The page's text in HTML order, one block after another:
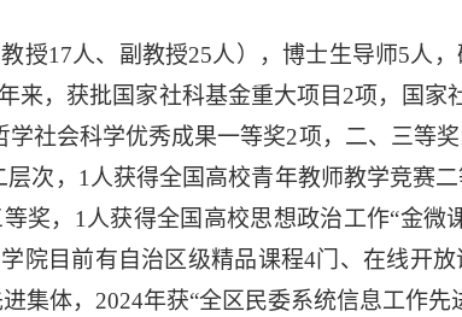
授1 7人、副教授25人），博士生导师5人
来，获批国家社科基金重大项目 2项，国家
社会科学优秀成果一等奖2项，二、三等奖
次，1人获得全国高校青年教师教学竞赛
奖，1人获得全国高校思想政治工作“金微
院目前有自治区级精品课程4门、在线开
集体， 2024年获“全区民委系统信息工作先